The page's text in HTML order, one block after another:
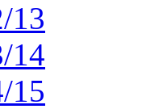
13
14
15